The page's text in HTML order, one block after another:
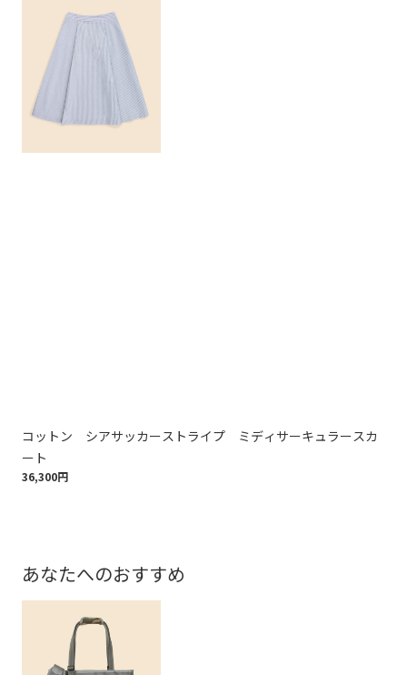
コットン シアサッカーストライプ ミディサーキュラースカ
ート
36,300円
あなたへのおすすめ